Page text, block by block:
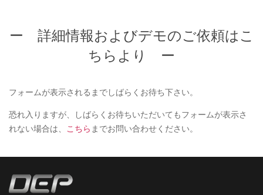
ー 詳細情報およびデモのご依頼はこ
ちらより ー
フォームが表示されるまでしばらくお待ち下さい。
恐れ入りますが、しばらくお待ちいただいてもフォームが表示さ
れない場合は、 こちら までお問い合わせください。